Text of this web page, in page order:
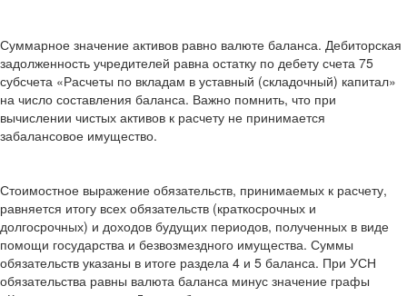
Суммарное значение активов равно валюте баланса. Дебиторская
задолженность учредителей равна остатку по дебету счета 75
субсчета «Расчеты по вкладам в уставный (складочный) капитал»
на число составления баланса. Важно помнить, что при
вычислении чистых активов к расчету не принимается
забалансовое имущество.
Стоимостное выражение обязательств, принимаемых к расчету,
равняется итогу всех обязательств (краткосрочных и
долгосрочных) и доходов будущих периодов, полученных в виде
помощи государства и безвозмездного имущества. Суммы
обязательств указаны в итоге раздела 4 и 5 баланса. При УСН
обязательства равны валюта баланса минус значение графы